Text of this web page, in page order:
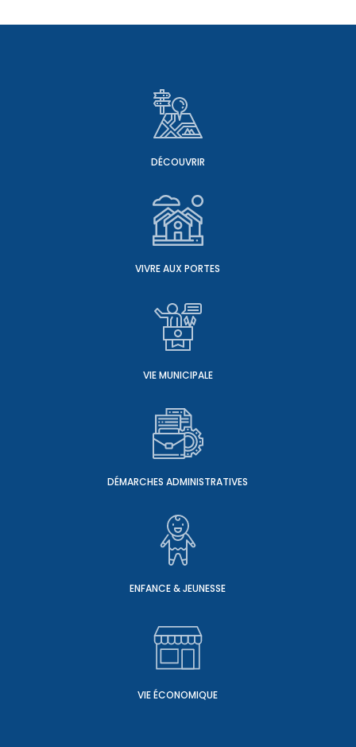
DÉCOUVRIR
VIVRE AUX PORTES
VIE MUNICIPALE
DÉMARCHES ADMINISTRATIVES
ENFANCE & JEUNESSE
VIE ÉCONOMIQUE